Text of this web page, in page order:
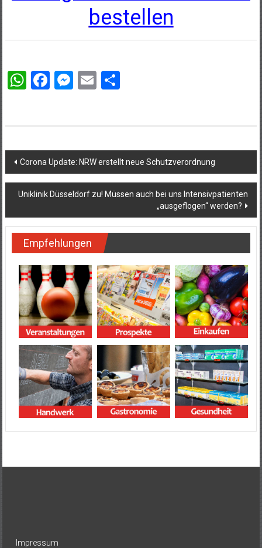
bestellen
WhatsApp
Facebook
Messenger
EmailTeilen
Beitragsnavigation
Corona Update: NRW erstellt neue Schutzverordnung
Uniklinik Düsseldorf zu! Müssen auch bei uns Intensivpatienten
„ausgeflogen“ werden?
Empfehlungen
Impressum